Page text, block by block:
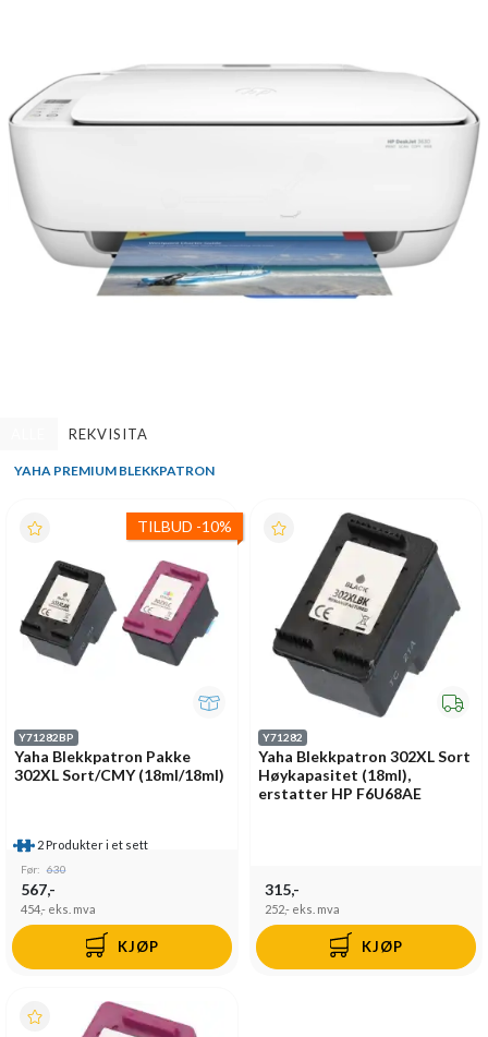
REKVISITA
YAHA PREMIUM BLEKKPATRON
TILBUD -10%
Y71282BP
Yaha Blekkpatron Pakke
302XL Sort/CMY (18ml/18ml)
2 Produkter i et sett
Før: 630
567,-
454,- eks. mva
KJØP
Y71282
Yaha Blekkpatron 302XL Sort
Høykapasitet (18ml),
erstatter HP F6U68AE
315,-
252,- eks. mva
KJØP